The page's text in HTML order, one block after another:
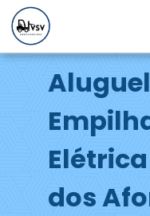
dos